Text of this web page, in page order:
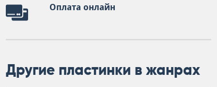
Оплата онлайн
Другие пластинки в жанрах